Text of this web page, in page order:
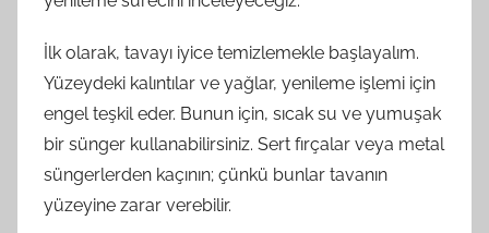
İlk olarak, tavayı iyice temizlemekle başlayalım.
Yüzeydeki kalıntılar ve yağlar, yenileme işlemi için
engel teşkil eder. Bunun için, sıcak su ve yumuşak
bir sünger kullanabilirsiniz. Sert fırçalar veya metal
süngerlerden kaçının; çünkü bunlar tavanın
yüzeyine zarar verebilir.